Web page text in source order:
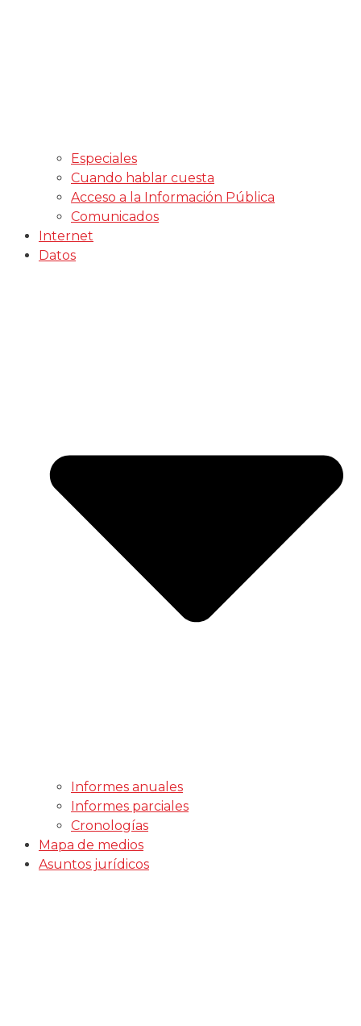
Especiales
Cuando hablar cuesta
Acceso a la Información Pública
Comunicados
Internet
Datos
Informes anuales
Informes parciales
Cronologías
Mapa de medios
Asuntos jurídicos